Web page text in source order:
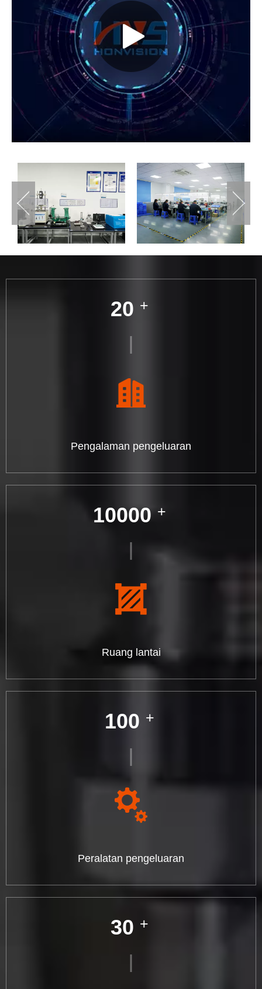
20 +
Pengalaman pengeluaran
10000 +
Ruang lantai
100 +
Peralatan pengeluaran
30 +